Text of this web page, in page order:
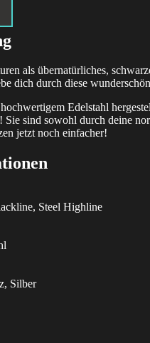
als übernatürliches,
dich durch diese
Edelstahl
Sie sind sowohl durch deine
jetzt noch einfacher!
Steel Highline
Silber